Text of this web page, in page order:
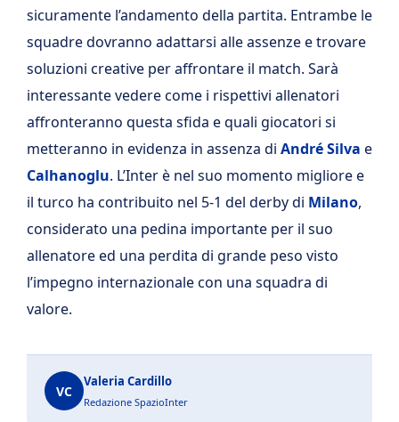
sicuramente l’andamento della partita. Entrambe le
squadre dovranno adattarsi alle assenze e trovare
soluzioni creative per affrontare il match. Sarà
interessante vedere come i rispettivi allenatori
affronteranno questa sfida e quali giocatori si
metteranno in evidenza in assenza di AndréSilva e
Calhanoglu. L’Inter è nel suo momento migliore e
il turco ha contribuito nel 5-1 del derby di Milano,
considerato una pedina importante per il suo
allenatore ed una perdita di grande peso visto
l’impegno internazionale con una squadra di
valore.
VC
Valeria Cardillo
Redazione SpazioInter